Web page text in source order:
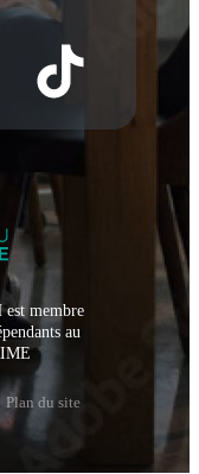
membre
au
Plan du site